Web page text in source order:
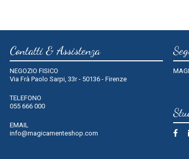
Contatti & Assistenza
NEGOZIO FISICO
Via Frà Paolo Sarpi, 33r - 50136 - Firenze
TELEFONO
055 666 000
EMAIL
info@magicamenteshop.com